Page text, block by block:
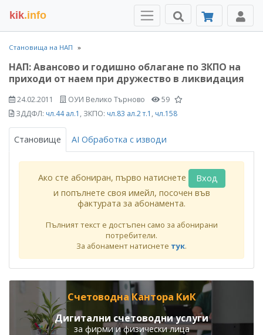
kik.info
Становища на НАП
НАП: Авансово и годишно облагане по ЗКПО на
приходи от наем при дружество в ликвидация
24.02.2011 ОУИ Велико Търново
59
ЗДДФЛ: чл.44 ал.1 , ЗКПО: чл.83 ал.2 т.1 , чл.158
Становище AI Обработка с изводи
Ако сте абониран, първо натиснете
Вход
и попълнете своя имейл, посочен във
фактурата за абонамента.
Пълният текст е достъпен само за абонирани
потребители.
За абонамент натиснете тук.
Счетоводна Кантора КиК
Дигитални счетоводни услуги
за фирми и физически лица